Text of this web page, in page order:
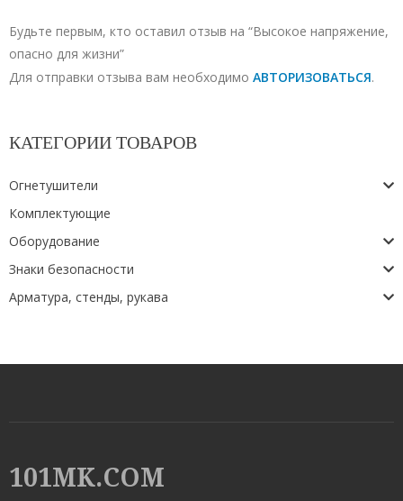
Будьте первым, кто оставил отзыв на “Высокое напряжение,
опасно для жизни”
Для отправки отзыва вам необходимо АВТОРИЗОВАТЬСЯ.
КАТЕГОРИИ ТОВАРОВ
Огнетушители
Комплектующие
Оборудование
Знаки безопасности
Арматура, стенды, рукава
101MK.COM